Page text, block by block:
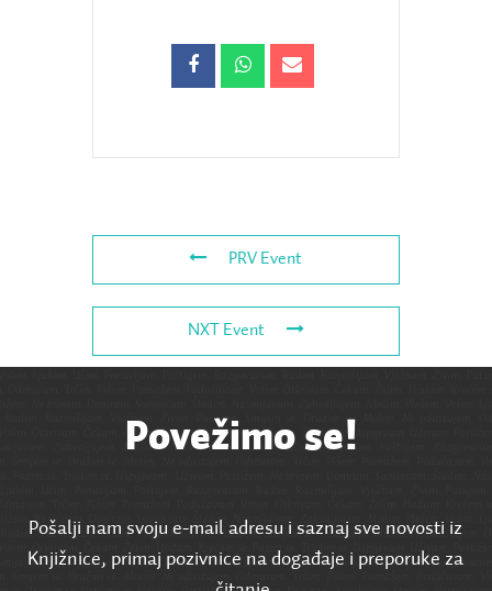
PRV Event
NXT Event
Povežimo se!
Pošalji nam svoju e-mail adresu i saznaj sve novosti iz
Knjižnice, primaj pozivnice na događaje i preporuke za